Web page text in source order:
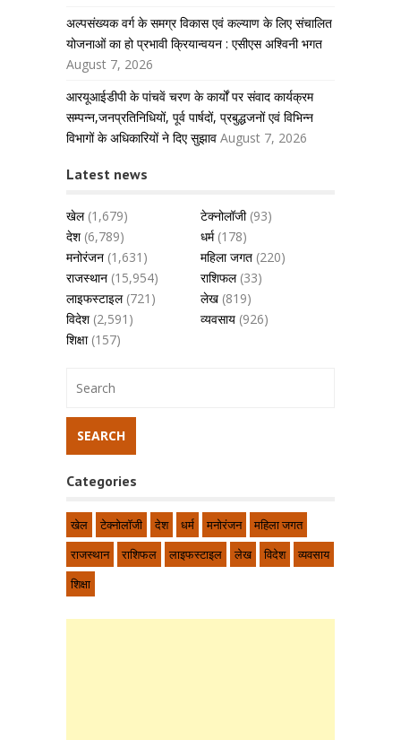
अल्पसंख्यक वर्ग के समग्र विकास एवं कल्याण के लिए संचालित
योजनाओं का हो प्रभावी क्रियान्वयन : एसीएस अश्विनी भगत
August 7, 2026
आरयूआईडीपी के पांचवें चरण के कार्यों पर संवाद कार्यक्रम
सम्पन्न,जनप्रतिनिधियों, पूर्व पार्षदों, प्रबुद्धजनों एवं विभिन्न
विभागों के अधिकारियों ने दिए सुझाव August 7, 2026
Latest news
खेल(1,679) टेक्नोलॉजी(93)
देश(6,789) धर्म(178)
मनोरंजन (1,631) महिला जगत (220)
राजस्थान (15,954) राशिफल(33)
लाइफस्टाइल(721) लेख (819)
विदेश(2,591) व्यवसाय (926)
शिक्षा(157)
Categories
खेल टेक्नोलॉजी देश धर्म मनोरंजन
महिला जगत
राजस्थान
राशिफल लाइफस्टाइल लेख विदेश
व्यवसाय
शिक्षा